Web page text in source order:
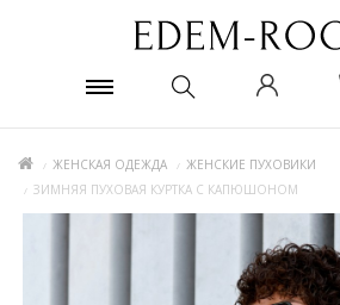
ЖЕНСКАЯ ОДЕЖДА
ЖЕНСКИЕ ПУХОВИКИ
ЗИМНЯЯ ПУХОВАЯ КУРТКА С КАПЮШОНОМ